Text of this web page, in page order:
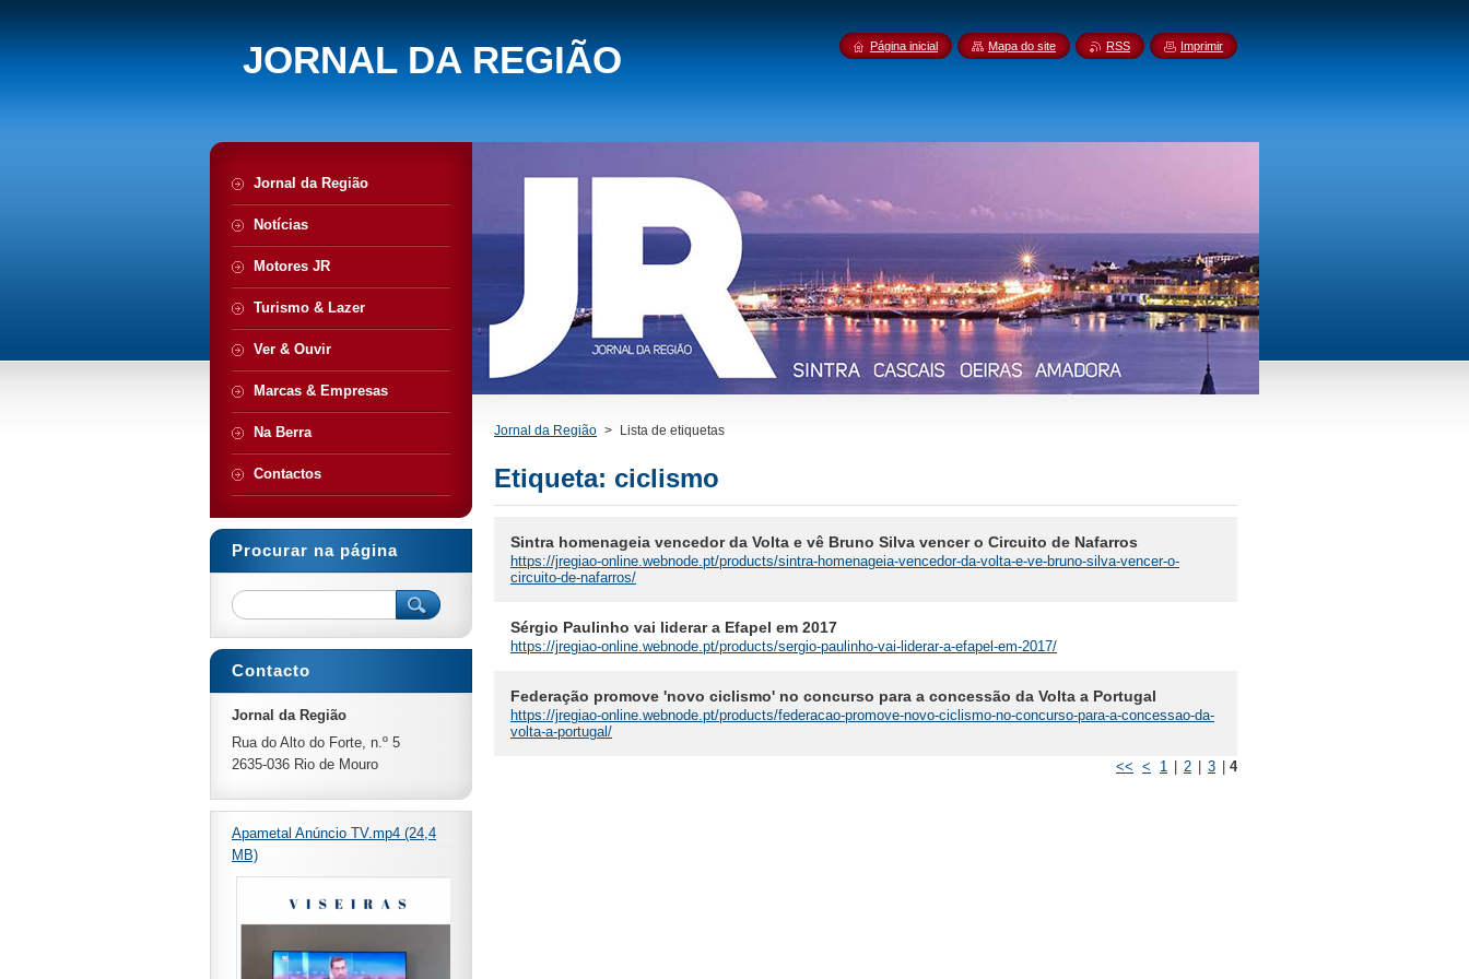
JORNAL DA REGIÃO
Jornal da Região > Lista de etiquetas
Etiqueta: ciclismo
Sintra homenageia vencedor da Volta e vê Bruno Silva vencer o Circuito de Nafarros
https://jregiao-online.webnode.pt/products/sintra-homenageia-vencedor-da-volta-e-ve-bruno-silva-vencer-o-
circuito-de-nafarros/
Sérgio Paulinho vai liderar a Efapel em 2017
https://jregiao-online.webnode.pt/products/sergio-paulinho-vai-liderar-a-efapel-em-2017/
Federação promove 'novo ciclismo' no concurso para a concessão da Volta a Portugal
https://jregiao-online.webnode.pt/products/federacao-promove-novo-ciclismo-no-concurso-para-a-concessao-da-
volta-a-portugal/
<< < 1 2 3 4
Jornal da Região
Notícias
Motores JR
Turismo & Lazer
Ver & Ouvir
Marcas & Empresas
Na Berra
Contactos
Procurar na página
Contacto
Jornal da Região
Rua do Alto do Forte, n.º 5
2635-036 Rio de Mouro
Apametal Anúncio TV.mp4 (24,4
MB)
Página inicial Mapa do site RSS Imprimir